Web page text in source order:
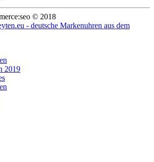
© 2018
- deutsche Markenuhren aus dem
2019